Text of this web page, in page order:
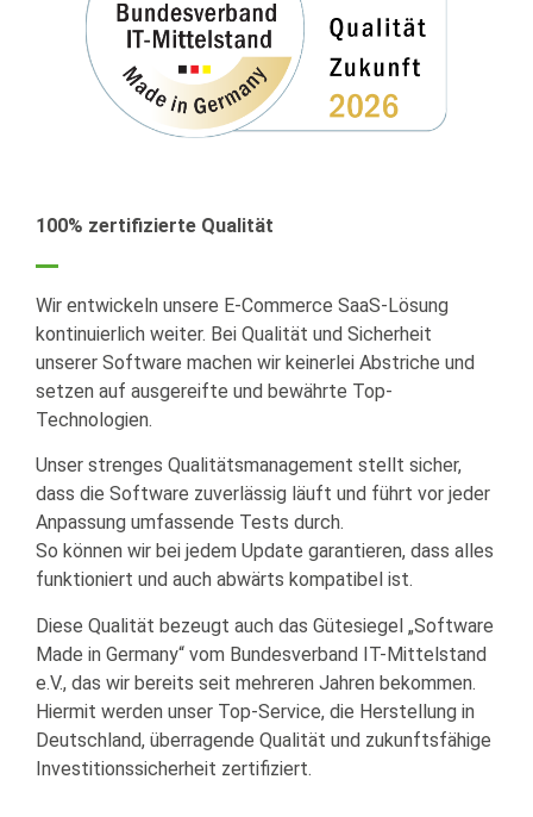
100% zertifizierte Qualität
Wir entwickeln unsere E-Commerce SaaS-Lösung
kontinuierlich weiter. Bei Qualität und Sicherheit
unserer Software machen wir keinerlei Abstriche und
setzen auf ausgereifte und bewährte Top-
Technologien.
Unser strenges Qualitätsmanagement stellt sicher,
dass die Software zuverlässig läuft und führt vor jeder
Anpassung umfassende Tests durch.
So können wir bei jedem Update garantieren, dass alles
funktioniert und auch abwärts kompatibel ist.
Diese Qualität bezeugt auch das Gütesiegel „Software
Made in Germany“ vom Bundesverband IT-Mittelstand
e.V., das wir bereits seit mehreren Jahren bekommen.
Hiermit werden unser Top-Service, die Herstellung in
Deutschland, überragende Qualität und zukunftsfähige
Investitionssicherheit zertifiziert.